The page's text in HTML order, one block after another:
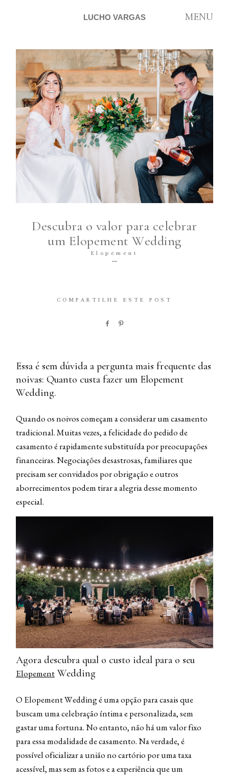
LUCHO VARGAS MENU
Descubra o valor para celebrar
um Elopement Wedding
Elopement
COMPARTILHE ESTE POST
Essa é sem dúvida a pergunta mais frequente das
noivas: Quanto custa fazer um Elopement
Wedding.
Quando os noivos começam a considerar um casamento
tradicional. Muitas vezes, a felicidade do pedido de
casamento é rapidamente substituída por preocupações
financeiras. Negociações desastrosas, familiares que
precisam ser convidados por obrigação e outros
aborrecimentos podem tirar a alegria desse momento
especial.
Agora descubra qual o custo ideal para o seu
Elopement Wedding
O Elopement Wedding é uma opção para casais que
buscam uma celebração íntima e personalizada, sem
gastar uma fortuna. No entanto, não há um valor fixo
para essa modalidade de casamento. Na verdade, é
possível oficializar a união no cartório por uma taxa
acessível, mas sem as fotos e a experiência que um
ARTIGOS
SOBRE
CONTATO
© 2020 Lucho Vargas